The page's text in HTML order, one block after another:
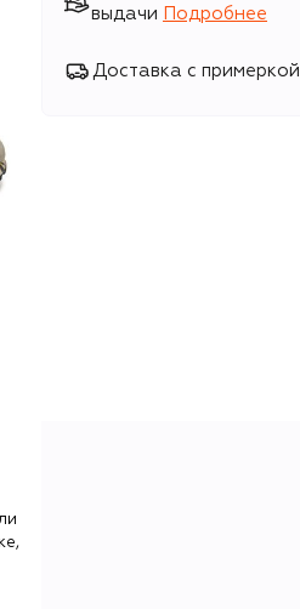
выдачи
Подробнее
Доставка с примеркой